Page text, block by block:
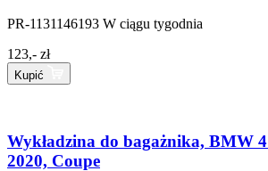
PR-1131146193 W ciągu tygodnia
123,- zł
Kupić
Wykładzina do bagażnika, BMW
2020, Coupe